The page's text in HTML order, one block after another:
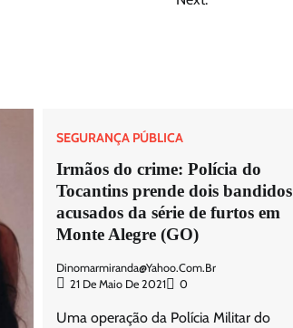
SEGURANÇA PÚBLICA
Irmãos do crime: Polícia do
Tocantins prende dois bandidos
acusados da série de furtos em
Monte Alegre (GO)
Dinomarmiranda@yahoo.com.br
21 De Maio De 2021
0
Uma operação da Polícia Militar do